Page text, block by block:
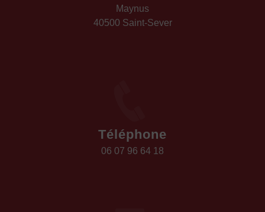
Maynus
40500 Saint-Sever
Téléphone
06 07 96 64 18